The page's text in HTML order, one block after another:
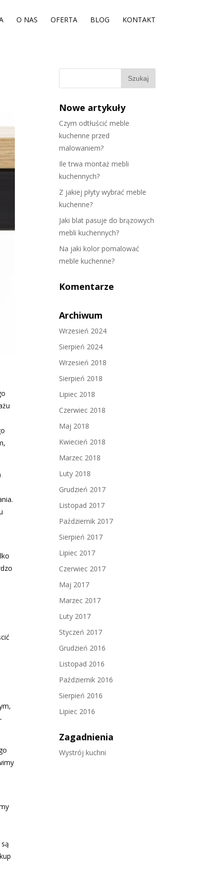
O NAS OFERTA BLOG KONTAKT
Nowe artykuły
Czym odtłuścić meble
kuchenne przed
malowaniem?
Ile trwa montaż mebli
kuchennych?
Z jakiej płyty wybrać meble
kuchenne?
Jaki blat pasuje do brązowych
mebli kuchennych?
Na jaki kolor pomalować
meble kuchenne?
Komentarze
Archiwum
Wrzesień 2024
Sierpień 2024
Wrzesień 2018
Sierpień 2018
Lipiec 2018
Czerwiec 2018
Maj 2018
Kwiecień 2018
Marzec 2018
Luty 2018
Grudzień 2017
Listopad 2017
Październik 2017
Sierpień 2017
Lipiec 2017
Czerwiec 2017
Maj 2017
Marzec 2017
Luty 2017
Styczeń 2017
Grudzień 2016
Listopad 2016
Październik 2016
Sierpień 2016
Lipiec 2016
Zagadnienia
Wystrój kuchni